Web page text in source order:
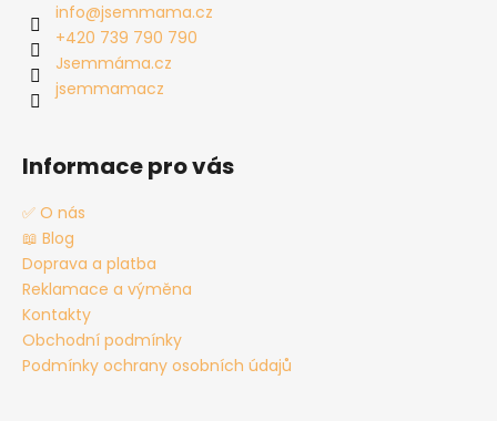
info@jsemmama.cz
+420 739 790 790
Jsemmáma.cz
jsemmamacz
Informace pro vás
✅ O nás
📖 Blog
Doprava a platba
Reklamace a výměna
Kontakty
Obchodní podmínky
Podmínky ochrany osobních údajů